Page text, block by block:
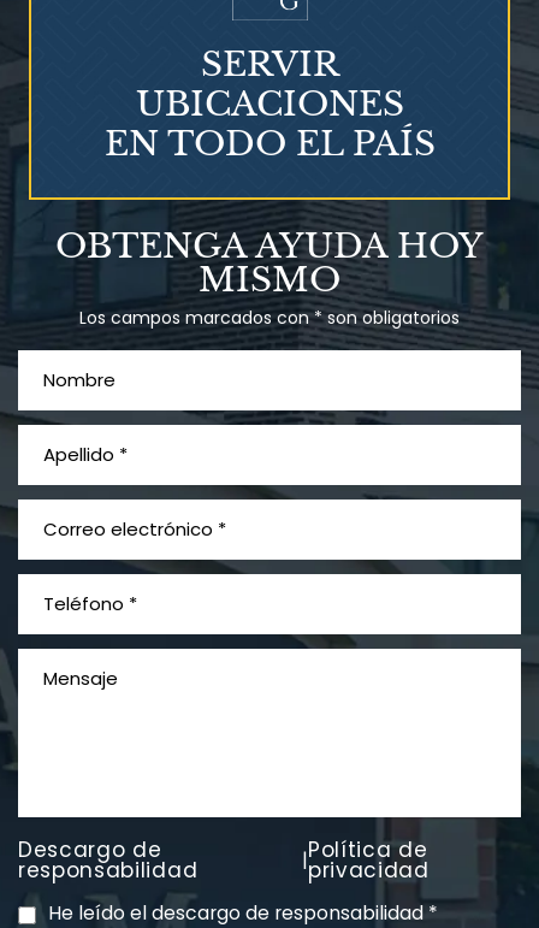
Exposición
OBTENGA AYUDA HOY
MISMO
Los campos marcados con * son obligatorios
Descargo de
responsabilidad |Política de
privacidad
He leído el descargo de responsabilidad*
SERVIR
UBICACIONES
EN TODO EL PAÍS